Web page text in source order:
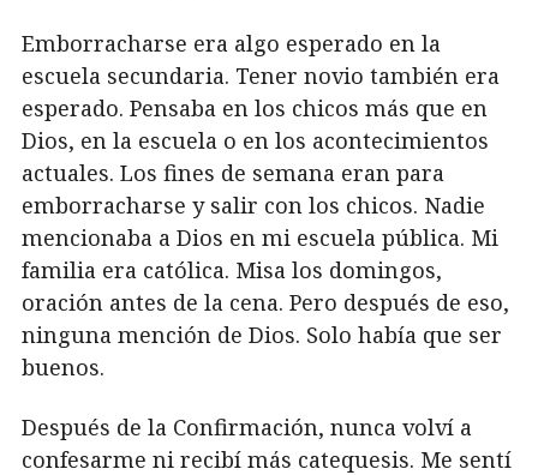
Emborracharse era algo esperado en la
escuela secundaria. Tener novio también era
esperado. Pensaba en los chicos más que en
Dios, en la escuela o en los acontecimientos
actuales. Los fines de semana eran para
emborracharse y salir con los chicos. Nadie
mencionaba a Dios en mi escuela pública. Mi
familia era católica. Misa los domingos,
oración antes de la cena. Pero después de eso,
ninguna mención de Dios. Solo había que ser
buenos.
Después de la Confirmación, nunca volví a
confesarme ni recibí más catequesis. Me sentí